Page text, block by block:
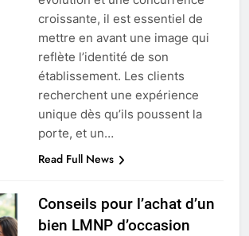
croissante, il est essentiel de
mettre en avant une image qui
reflète l’identité de son
établissement. Les clients
recherchent une expérience
unique dès qu’ils poussent la
porte, et un…
Read Full News
Conseils pour l’achat d’un
bien LMNP d’occasion